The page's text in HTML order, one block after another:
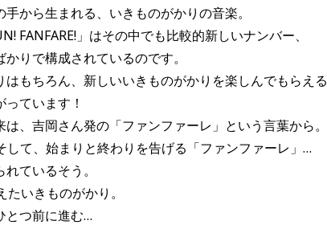
から生まれる、いきものがかりの音楽。
FANFARE!」はその中でも比較的新しいナンバー、
りで構成されているのです。
もちろん、新しいいきものがかりを楽しんでもらえる
ています！
、吉岡さん発の「ファンファーレ」という言葉から。
して、始まりと終わりを告げる「ファンファーレ」…
ているそう。
いきものがかり。
とつ前に進む…